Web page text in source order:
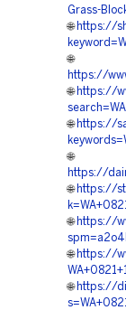
Grass-
🌐 https://
🌐
https://
🌐 https://
🌐 https://
🌐
https://
🌐 https://
🌐 https://
🌐 https://
🌐 https://